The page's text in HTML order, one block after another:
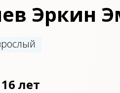
Эркин
лет